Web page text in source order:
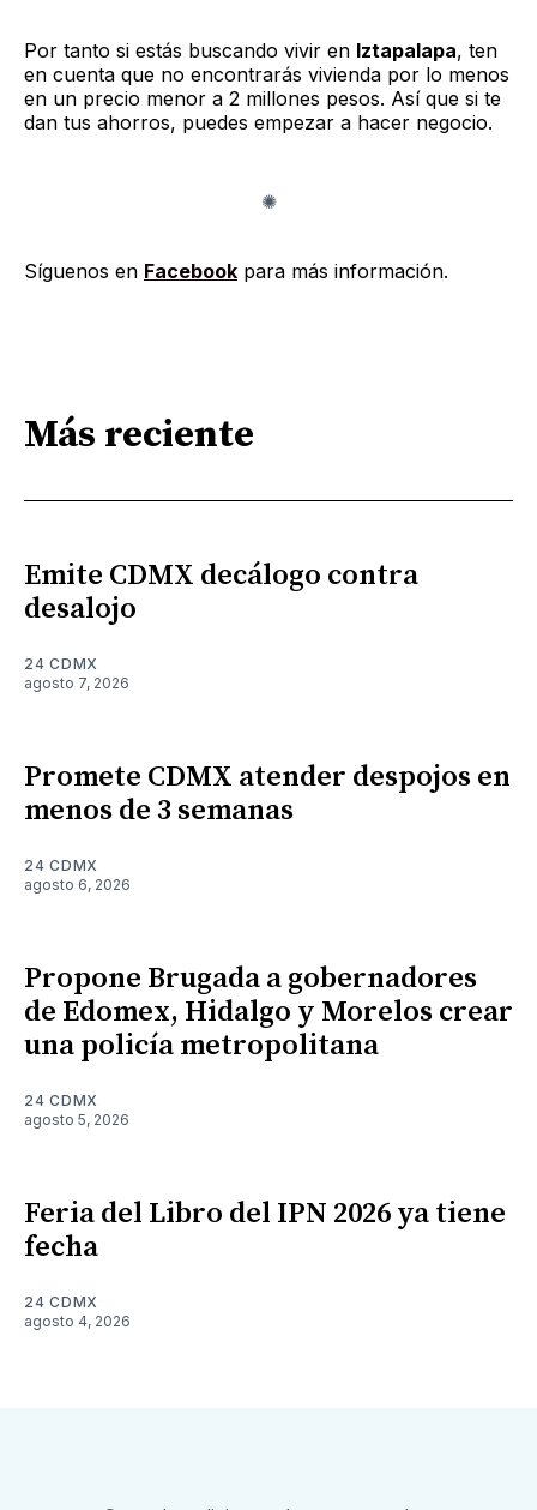
Por tanto si estás buscando vivir en Iztapalapa, ten
en cuenta que no encontrarás vivienda por lo menos
en un precio menor a 2 millones pesos. Así que si te
dan tus ahorros, puedes empezar a hacer negocio.
Síguenos en Facebook para más información.
Más reciente
Emite CDMX decálogo contra
desalojo
24 CDMX
agosto 7, 2026
Promete CDMX atender despojos en
menos de 3 semanas
24 CDMX
agosto 6, 2026
Propone Brugada a gobernadores
de Edomex, Hidalgo y Morelos crear
una policía metropolitana
24 CDMX
agosto 5, 2026
Feria del Libro del IPN 2026 ya tiene
fecha
24 CDMX
agosto 4, 2026